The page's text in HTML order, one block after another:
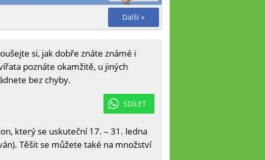
Další »
si, jak dobře znáte známé i
poznáte okamžitě, u jiných
bez chyby.
SDÍLET
který se uskuteční 17. – 31. ledna
Těšit se můžete také na množství